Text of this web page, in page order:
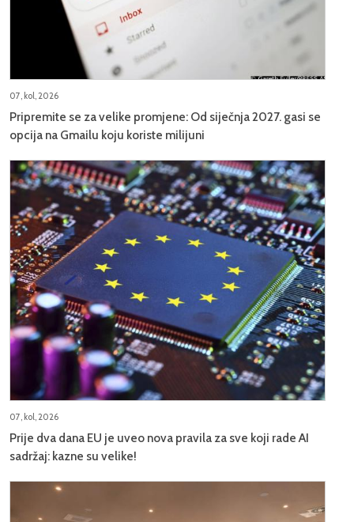
07, kol, 2026
Pripremite se za velike promjene: Od siječnja 2027. gasi se
opcija na Gmailu koju koriste milijuni
07, kol, 2026
Prije dva dana EU je uveo nova pravila za sve koji rade AI
sadržaj: kazne su velike!